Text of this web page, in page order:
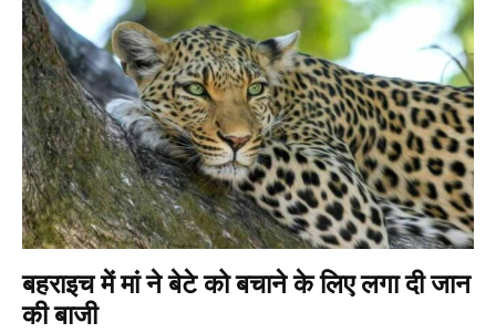
बहराइच में मां ने बेटे को बचाने के लिए लगा दी जान
की बाजी